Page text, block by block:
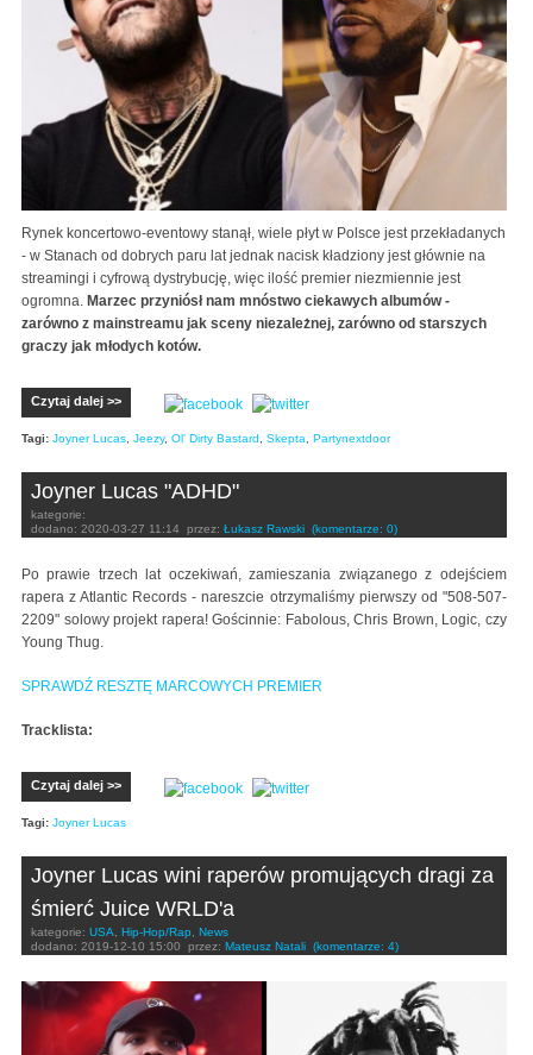
Rynek koncertowo-eventowy stanął, wiele płyt w Polsce jest przekładanych
- w Stanach od dobrych paru lat jednak nacisk kładziony jest głównie na
streamingi i cyfrową dystrybucję, więc ilość premier niezmiennie jest
ogromna. Marzec przyniósł nam mnóstwo ciekawych albumów -
zarówno z mainstreamu jak sceny niezależnej, zarówno od starszych
graczy jak młodych kotów.
Czytaj dalej >>
Tagi: Joyner Lucas, Jeezy, Ol' Dirty Bastard, Skepta, Partynextdoor
Joyner Lucas "ADHD"
kategorie:
dodano: 2020-03-27 11:14 przez: Łukasz Rawski (komentarze: 0)
Po prawie trzech lat oczekiwań, zamieszania związanego z odejściem
rapera z Atlantic Records - nareszcie otrzymaliśmy pierwszy od "508-507-
2209" solowy projekt rapera! Gościnnie: Fabolous, Chris Brown, Logic, czy
Young Thug.
SPRAWDŹ RESZTĘ MARCOWYCH PREMIER
Tracklista:
Czytaj dalej >>
Tagi: Joyner Lucas
Joyner Lucas wini raperów promujących dragi za
śmierć Juice WRLD'a
kategorie: USA, Hip-Hop/Rap, News
dodano: 2019-12-10 15:00 przez: Mateusz Natali (komentarze: 4)